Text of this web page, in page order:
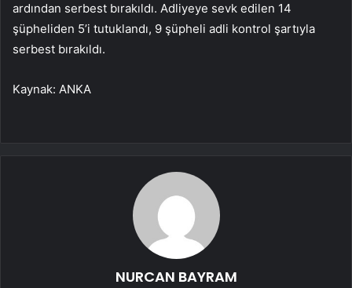
ardından serbest bırakıldı. Adliyeye sevk edilen 14
şüpheliden 5’i tutuklandı, 9 şüpheli adli kontrol şartıyla
serbest bırakıldı.
Kaynak: ANKA
NURCAN BAYRAM